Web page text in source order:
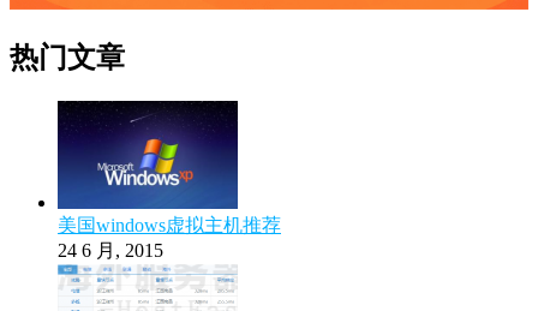
热门文章
美国windows虚拟主机推荐
24 6 月, 2015